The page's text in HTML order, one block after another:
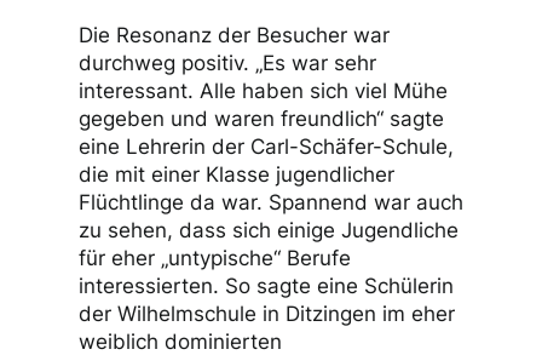
Die Resonanz der Besucher war
durchweg positiv. „Es war sehr
interessant. Alle haben sich viel Mühe
gegeben und waren freundlich“ sagte
eine Lehrerin der Carl-Schäfer-Schule,
die mit einer Klasse jugendlicher
Flüchtlinge da war. Spannend war auch
zu sehen, dass sich einige Jugendliche
für eher „untypische“ Berufe
interessierten. So sagte eine Schülerin
der Wilhelmschule in Ditzingen im eher
weiblich dominierten